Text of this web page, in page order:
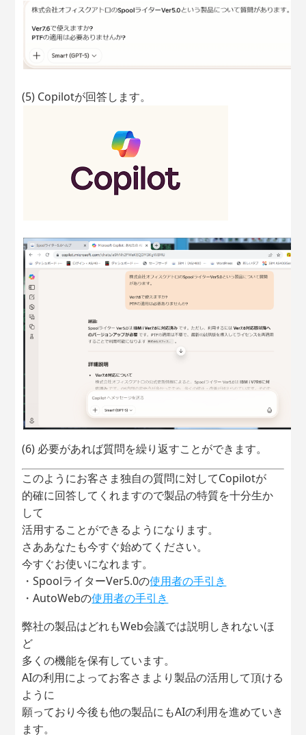
(5) Copilotが回答します。
(6) 必要があれば質問を繰り返すことができます。
このようにお客さま独自の質問に対してCopilotが
的確に回答してくれますので製品の特質を十分生か
して
活用することができるようになります。
さああなたも今すぐ始めてください。
今すぐお使いになれます。
・SpoolライターVer5.0の使用者の手引き
・AutoWebの使用者の手引き
弊社の製品はどれもWeb会議では説明しきれないほ
ど
多くの機能を保有しています。
AIの利用によってお客さまより製品の活用して頂ける
ように
願っており今後も他の製品にもAIの利用を進めていき
ます。